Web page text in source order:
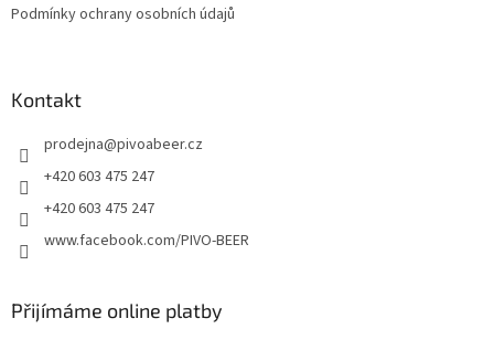
Podmínky ochrany osobních údajů
Kontakt
prodejna@pivoabeer.cz
+420 603 475 247
+420 603 475 247
www.facebook.com/PIVO-BEER
Přijímáme online platby